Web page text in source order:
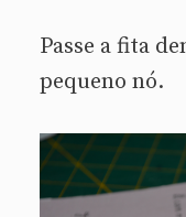
Passe a fita
pequeno nó.